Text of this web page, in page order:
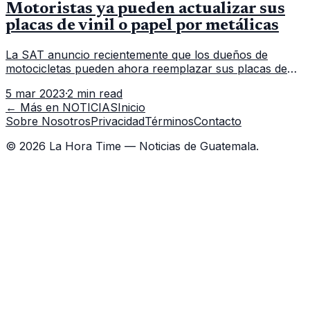
Motoristas ya pueden actualizar sus
placas de vinil o papel por metálicas
La SAT anuncio recientemente que los dueños de
motocicletas pueden ahora reemplazar sus placas de
de Administración Tributa
5 mar 2023·2 min read
← Más en NOTICIASInicio
Sobre NosotrosPrivacidadTérminosContacto
© 2026 La Hora Time — Noticias de Guatemala.